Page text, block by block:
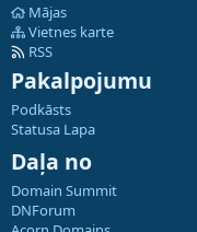
Mājas
Vietnes karte
RSS
Pakalpojumu
Podkāsts
Statusa Lapa
Daļa no
Domain Summit
DNForum